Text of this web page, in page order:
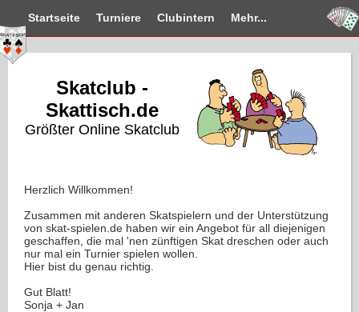
Startseite Turniere Clubintern Mehr...
Skatclub -
Skattisch.de
Größter Online Skatclub
Herzlich Willkommen!
Zusammen mit anderen Skatspielern und der Unterstützung
von skat-spielen.de haben wir ein Angebot für all diejenigen
geschaffen, die mal 'nen zünftigen Skat dreschen oder auch
nur mal ein Turnier spielen wollen.
Hier bist du genau richtig.
Gut Blatt!
Sonja + Jan